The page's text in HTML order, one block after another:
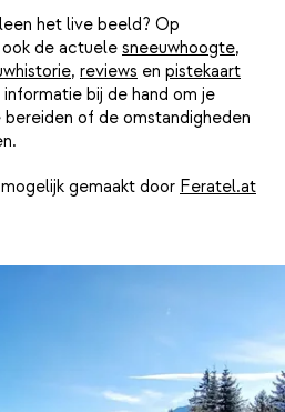
het live beeld? Op
de actuele sneeuwhoogte,
, reviews en pistekaart
bij de hand om je
of de omstandigheden
gemaakt door Feratel.at